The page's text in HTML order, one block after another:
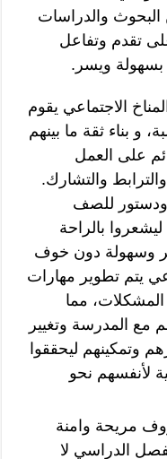
والدراسات
تقدم وتفاعل
بسهولة ويسر.
الاجتماعي يقوم
و بناء ثقة ما بينهم
على العمل
والتشارك.
ودستور للصف
بالراحة
وسهولة دون خوف
يتم تطوير مهارات
المشكلات، مما
مع المدرسة وتغيير
وتمكينهم ليحققوا
لأنفسهم نحو
مريحة وامنة
الدراسي لا